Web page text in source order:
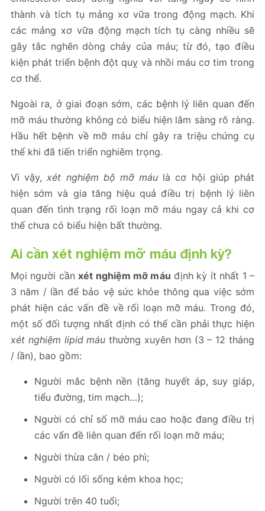
thành và tích tụ mảng xơ vữa trong động mạch. Khi
các mảng xơ vữa động mạch tích tụ càng nhiều sẽ
gây tắc nghẽn dòng chảy của máu; từ đó, tạo điều
kiện phát triển bệnh đột quỵ và nhồi máu cơ tim trong
cơ thể.
Ngoài ra, ở giai đoạn sớm, các bệnh lý liên quan đến
mỡ máu thường không có biểu hiện lâm sàng rõ ràng.
Hầu hết bệnh về mỡ máu chỉ gây ra triệu chứng cụ
thể khi đã tiến triển nghiêm trọng.
Vì vậy, xét nghiệm bộ mỡ máu là cơ hội giúp phát
hiện sớm và gia tăng hiệu quả điều trị bệnh lý liên
quan đến tình trạng rối loạn mỡ máu ngay cả khi cơ
thể chưa có biểu hiện bất thường.
Ai cần xét nghiệm mỡ máu định kỳ?
Mọi người cầnxét nghiệm mỡ máu định kỳ ít nhất 1 –
3 năm / lần để bảo vệ sức khỏe thông qua việc sớm
phát hiện các vấn đề về rối loạn mỡ máu. Trong đó,
một số đối tượng nhất định có thể cần phải thực hiện
xét nghiệm lipid máu thường xuyên hơn (3 – 12 tháng
/ lần), bao gồm:
Người mắc bệnh nền (tăng huyết áp, suy giáp,
tiểu đường, tim mạch…);
Người có chỉ số mỡ máu cao hoặc đang điều trị
các vấn đề liên quan đến rối loạn mỡ máu;
Người thừa cân / béo phì;
Người có lối sống kém khoa học;
Người trên 40 tuổi;